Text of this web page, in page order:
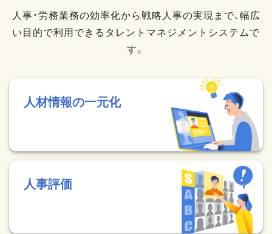
人事・労務業務の効率化から戦略人事の実現まで、幅広
い目的で利用できるタレントマネジメントシステムで
す。
人材情報の一元化
人事評価